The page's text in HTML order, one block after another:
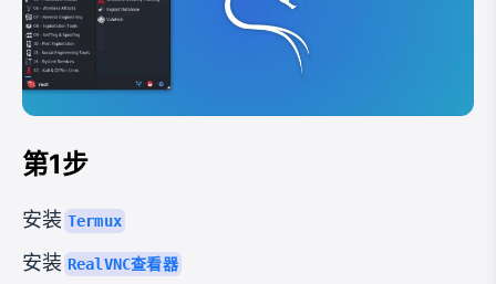
第1步
安装 Termux
安装 RealVNC查看器